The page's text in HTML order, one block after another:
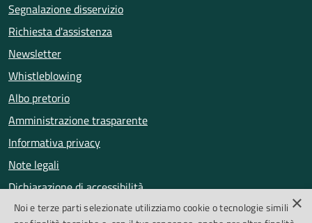
Segnalazione disservizio
Richiesta d'assistenza
Newsletter
Whistleblowing
Albo pretorio
Amministrazione trasparente
Informativa privacy
Note legali
Dichiarazione di accessibilità
Obiettivi di accessibilità
×
Noi e terze parti selezionate utilizziamo cookie o tecnologie simili